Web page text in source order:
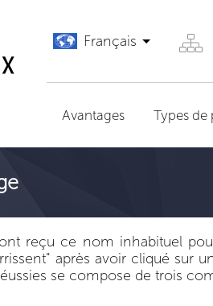
Français
Avantages Types de
ont reçu ce nom inhabituel
après avoir cliqué sur
se compose de trois